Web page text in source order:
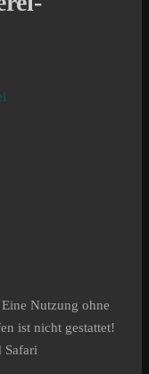
Nutzung ohne
ist nicht gestattet!
Safari